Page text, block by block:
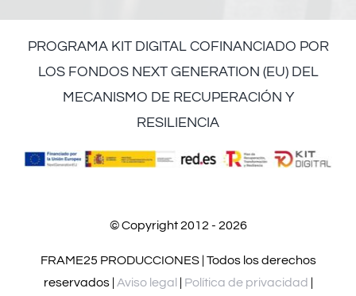
PROGRAMA KIT DIGITAL COFINANCIADO POR
LOS FONDOS NEXT GENERATION (EU) DEL
MECANISMO DE RECUPERACIÓN Y
RESILIENCIA
© Copyright 2012 - 2026
FRAME25 PRODUCCIONES | Todos los derechos
reservados | Aviso legal Política de privacidad